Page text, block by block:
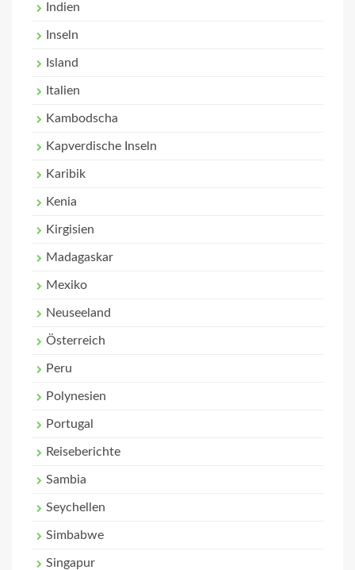
Indien
Inseln
Island
Italien
Kambodscha
Kapverdische Inseln
Karibik
Kenia
Kirgisien
Madagaskar
Mexiko
Neuseeland
Österreich
Peru
Polynesien
Portugal
Reiseberichte
Sambia
Seychellen
Simbabwe
Singapur